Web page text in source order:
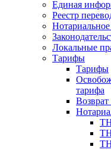
Единая
Реестр
Локальные
Тарифы
Тарифы
тарифа